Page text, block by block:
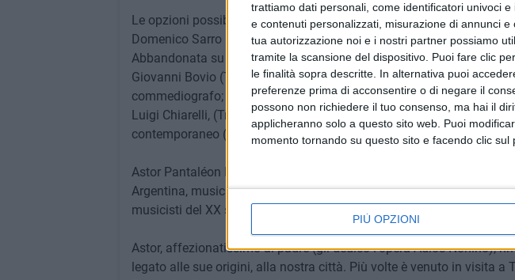
trattiamo dati personali, come identificatori univoci
e contenuti personalizzati, misurazione di annunci
tua autorizzazione noi e i nostri partner possiamo
tramite la scansione del dispositivo. Puoi fare clic
le finalità sopra descritte. In alternativa puoi
preferenze prima di acconsentire o di negare il
possono non richiedere il tuo consenso, ma hai il
applicheranno solo a questo sito web. Puoi
momento tornando su questo sito e facendo clic sul
PIÙ OPZIONI
Le opzioni possibili erano quattro:
Domenico Sarro (Trani 1679 – Napoli 1744) compositore di
Abbandonata su libretto di P. Metastasio);
Giovanni Bovio (Trani 1837 – Napoli 1903), politico repubblicano,
commediografo;
Luigi Chiarelli, (Trani 1880 - Roma 1947) commediografo, iniziatore
contemporaneo (celebre la sua opera "La maschera e il volto").
Astor Pantaléon Piazzolla (Mar del Plata 1921 – Buenos Aires,
Argentina, musicista, compositore, inventore del Nuevo Tango,
musicisti del XX secolo. Il sondaggio ha visto vincere nettamente
Astor, affezionatissimo al padre (gli dedicò l'opera Adiòs Nonino),
legato alle sue origini, alla nostra città. Più volte è venuto in visita a